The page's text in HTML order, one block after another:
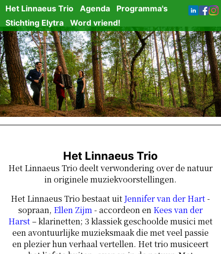
Het Linnaeus Trio Agenda
Programma's
Stichting Elytra
Word vriend!
Het Linnaeus Trio
Het Linnaeus Trio deelt verwondering over de natuur
in originele muziekvoorstellingen.
Het Linnaeus Trio bestaat uitJennifer van der Hart-
sopraan, Ellen Zijm- accordeon en Kees van der
Harst– klarinetten; 3 klassiek geschoolde musici met
een avontuurlijke muzieksmaak die met veel passie
en plezier hun verhaal vertellen. Het trio musiceert